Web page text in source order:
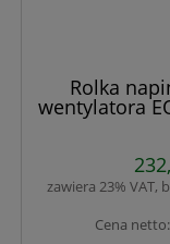
Draker RTU
owadobójczy 1litr
39,90 zł
Rolka
wentylatora
zawiera 23% VAT,
Cena netto: